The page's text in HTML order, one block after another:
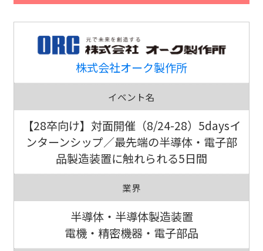
株式会社オーク製作所
イベント名
【28卒向け】対面開催（8/24-28）5daysイ
ンターンシップ／最先端の半導体・電子部
品製造装置に触れられる5日間
業界
半導体・半導体製造装置
電機・精密機器・電子部品